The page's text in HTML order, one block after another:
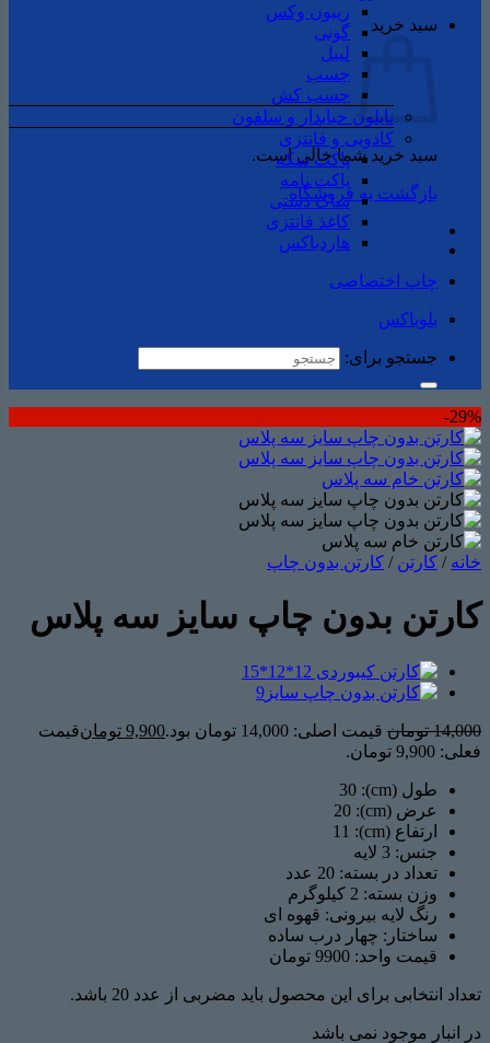
سبد خرید
سبد خرید شما خالی است.
بازگشت به فروشگاه
ریبون وکس
گونی
لیبل
چسب
چسب ‌کش
نایلون حبابدار و سلفون
کادویی و فانتزی
پاکت سکه
پاکت نامه
ساک دستی
کاغذ فانتزی
هاردباکس
چاپ اختصاصی
بلوباکس
جستجو برای:
29%-
خانه / کارتن / کارتن بدون چاپ
کارتن بدون چاپ سایز سه پلاس
14,000 تومان قیمت اصلی: 14,000 تومان بود. 9,900 تومانقیمت
فعلی: 9,900 تومان.
طول (cm): 30
عرض (cm): 20
ارتفاع (cm): 11
جنس: 3 لایه
تعداد در بسته: 20 عدد
وزن بسته: 2 کیلوگرم
رنگ لایه بیرونی: قهوه ای
ساختار: چهار درب ساده
قیمت واحد: 9900 تومان
تعداد انتخابی برای این محصول باید مضربی از عدد 20 باشد.
در انبار موجود نمی باشد